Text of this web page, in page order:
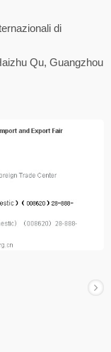
di
Qu, Guangzhou